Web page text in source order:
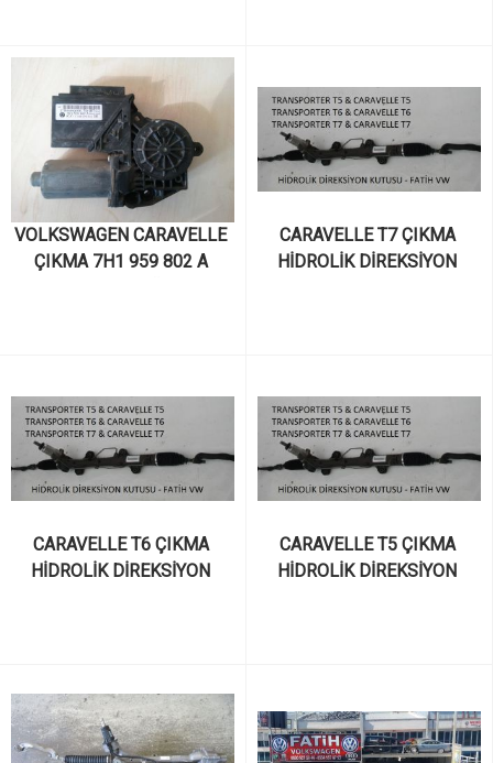
VOLKSWAGEN CARAVELLE
ÇIKMA 7H1 959 802 A
CARAVELLE T7 ÇIKMA
HİDROLİK DİREKSİYON
CARAVELLE T6 ÇIKMA
HİDROLİK DİREKSİYON
CARAVELLE T5 ÇIKMA
HİDROLİK DİREKSİYON